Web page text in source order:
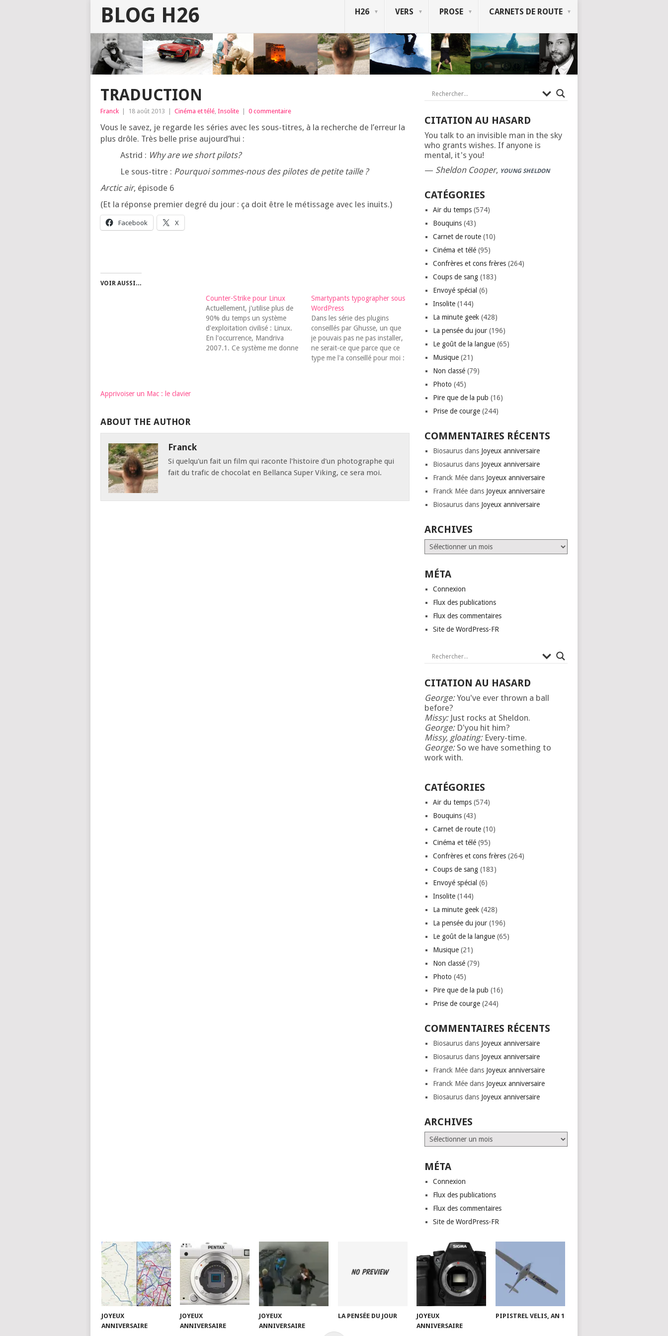
BLOG H26 H26 VERS PROSE CARNETS DE ROUTE
TRADUCTION
Franck 18 août 2013 Cinéma et télé, Insolite 0 commentaire
Vous le savez, je regarde les séries avec les sous-titres, à la recherche de l’er­reur la
plus drôle. Très belle prise aujourd’hui :
Astrid : Why are we short pilots?
Le sous-titre : Pour­quoi sommes-nous des pilotes de petite taille ?
Arc­tic air, épi­sode 6
(Et la réponse pre­mier degré du jour : ça doit être le métis­sage avec les inuits.)
Face­book X
VOIR AUSSI…
Apprivoiser un Mac : le clavier
Counter-Strike pour Linux
Actuellement, j'utilise plus de
90% du temps un système
d'exploitation civilisé : Linux.
En l'occurrence, Mandriva
2007.1. Ce système me donne
Smartypants typographer sous
WordPress
Dans les série des plugins
conseillés par Ghusse, un que
je pouvais pas ne pas installer,
ne serait-ce que parce que ce
type me l'a conseillé pour moi :
ABOUT THE AUTHOR
Franck
Si quelqu'un fait un film qui raconte l'histoire d'un photographe qui
fait du trafic de chocolat en Bellanca Super Viking, ce sera moi.
CITATION AU HASARD
You talk to an invisible man in the sky
who grants wishes. If anyone is
mental, it's you!
— Sheldon Cooper, YOUNG SHELDON
CATÉGORIES
Air du temps (574)
Bouquins (43)
Carnet de route (10)
Cinéma et télé (95)
Confrères et cons frères (264)
Coups de sang (183)
Envoyé spécial (6)
Insolite (144)
La minute geek (428)
La pensée du jour (196)
Le goût de la langue (65)
Musique (21)
Non classé (79)
Photo (45)
Pire que de la pub (16)
Prise de courge (244)
COMMENTAIRES RÉCENTS
Biosaurus dans Joyeux anniversaire
Biosaurus dans Joyeux anniversaire
Franck Mée dans Joyeux anniversaire
Franck Mée dans Joyeux anniversaire
Biosaurus dans Joyeux anniversaire
ARCHIVES
Archives
MÉTA
Connexion
Flux des publications
Flux des commentaires
Site de WordPress-FR
CITATION AU HASARD
George:You've ever thrown a ball
before?
Missy:Just rocks at Sheldon.
George:D'you hit him?
Missy, gloating:Every-time.
George:So we have something to
work with.
CATÉGORIES
Air du temps (574)
Bouquins (43)
Carnet de route (10)
Cinéma et télé (95)
Confrères et cons frères (264)
Coups de sang (183)
Envoyé spécial (6)
Insolite (144)
La minute geek (428)
La pensée du jour (196)
Le goût de la langue (65)
Musique (21)
Non classé (79)
Photo (45)
Pire que de la pub (16)
Prise de courge (244)
COMMENTAIRES RÉCENTS
Biosaurus dans Joyeux anniversaire
Biosaurus dans Joyeux anniversaire
Franck Mée dans Joyeux anniversaire
Franck Mée dans Joyeux anniversaire
Biosaurus dans Joyeux anniversaire
ARCHIVES
Archives
MÉTA
Connexion
Flux des publications
Flux des commentaires
Site de WordPress-FR
JOYEUX
ANNIVERSAIRE
JOYEUX
ANNIVERSAIRE
JOYEUX
ANNIVERSAIRE
LA PENSÉE DU JOUR
JOYEUX
ANNIVERSAIRE
PIPISTREL VELIS, AN 1